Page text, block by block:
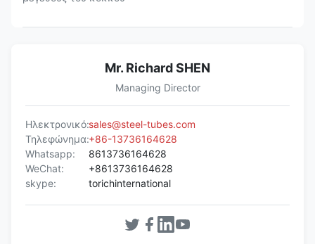
Mr. Richard SHEN
Managing Director
Ηλεκτρονικό:sales@steel-tubes.com
Τηλεφώνημα:+86-13736164628
Whatsapp:
8613736164628
WeChat:
+8613736164628
skype:
torichinternational